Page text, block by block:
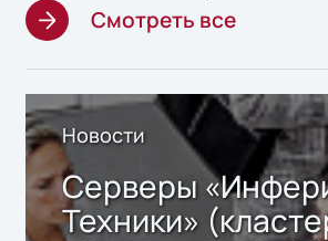
Смотреть все
Новости
Серверы
Техники»